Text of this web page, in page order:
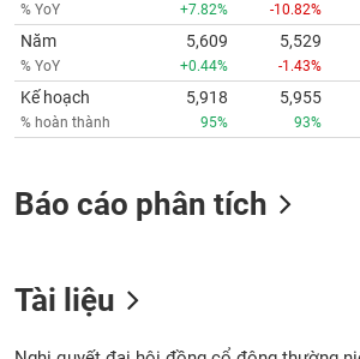
% YoY +7.82% -10.82%
Năm
% YoY
5,609
+0.44%
5,529
-1.43%
Kế hoạch
% hoàn thành
5,918
95%
5,955
93%
Báo cáo phân tích
Tài liệu